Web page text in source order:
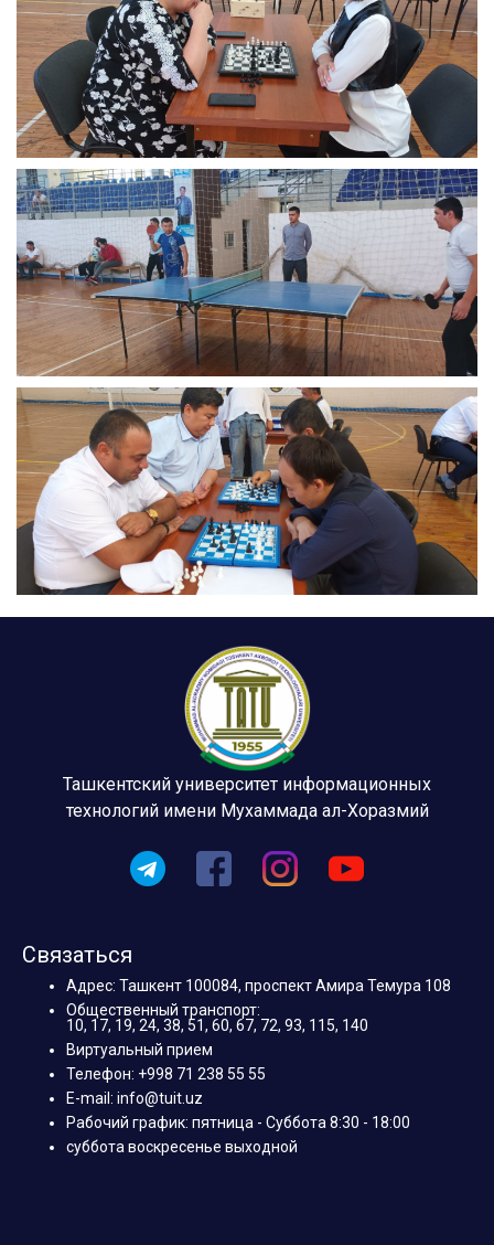
Ташкентский университет информационных
технологий имени Мухаммада ал-Хоразмий
Связаться
Адрес: Ташкент 100084, проспект Амира Темура 108
Общественный транспорт:
10, 17, 19, 24, 38, 51, 60, 67, 72, 93, 115, 140
Виртуальный прием
Телефон: +998 71 238 55 55
E-mail: info@tuit.uz
Рабочий график: пятница - Суббота 8:30 - 18:00
суббота воскресенье выходной